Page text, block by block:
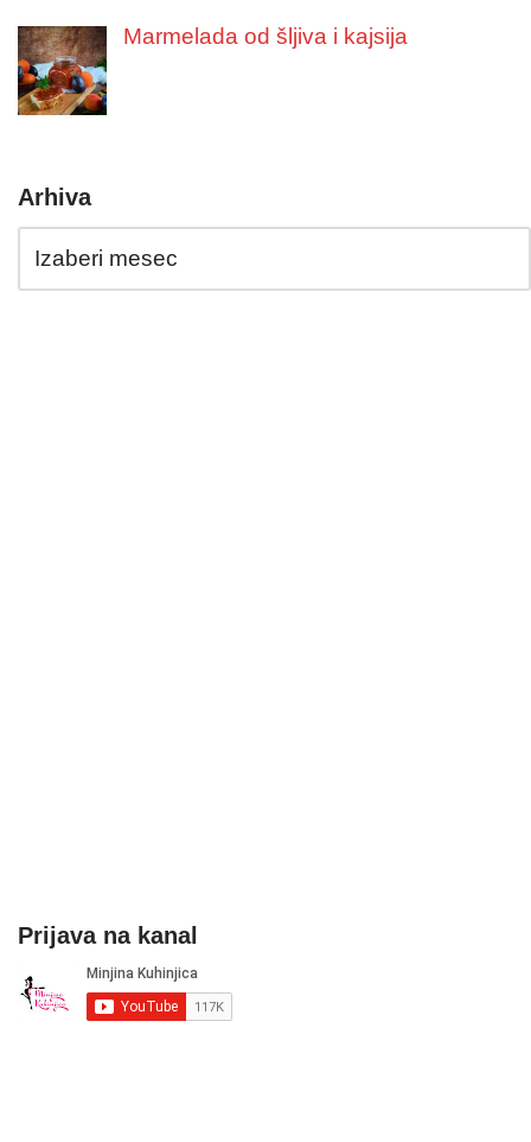
Marmelada od šljiva i kajsija
Arhiva
Prijava na kanal